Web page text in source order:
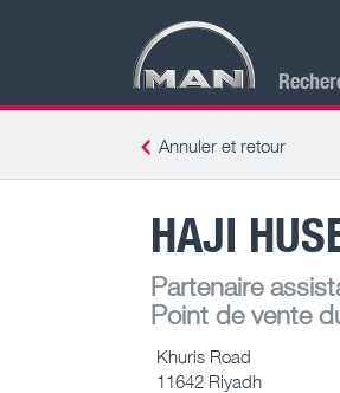
Annuler et retour
HAJI
Partenaire
Point de vente
Khuris Road
11642 Riyadh